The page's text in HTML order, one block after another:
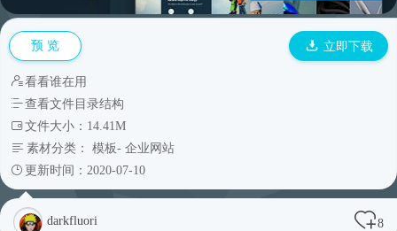
预 览 立即下载
看看谁在用
查看文件目录结构
文件大小：14.41M
素材分类： 模板- 企业网站
更新时间：2020-07-10
darkfluori 8